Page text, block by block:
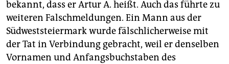
bekannt, dass er Artur A. heißt. Auch das führte zu
weiteren Falschmeldungen. Ein Mann aus der
Südweststeiermark wurde fälschlicherweise mit
der Tat in Verbindung gebracht, weil er denselben
Vornamen und Anfangsbuchstaben des